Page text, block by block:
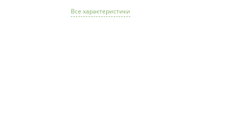
Все характеристики